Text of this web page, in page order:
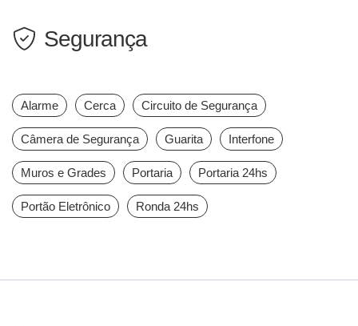
Segurança
Alarme Cerca Circuito de Segurança
Câmera de Segurança Guarita Interfone
Muros e Grades Portaria Portaria 24hs
Portão Eletrônico Ronda 24hs